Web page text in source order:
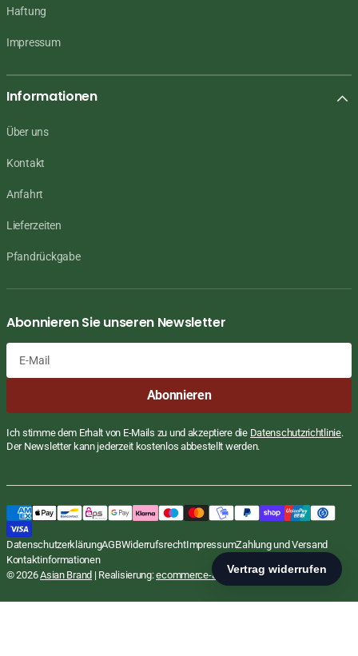
Tom Yum Schweinehack, Wai Wai,
inkl. MwSt., zzgl.Versand
Regulärer
€15,00
STÜCKPREIS
€8,33 /PRO
KG
In den Warenkorb
Haftung
Impressum
Informationen
Über uns
Kontakt
Anfahrt
Lieferzeiten
Pfandrückgabe
Abonnieren Sie unseren Newsletter
Abonnieren
Ich stimme dem Erhalt von E-Mails zu und akzeptiere die Datenschutzrichtlinie.
Der Newsletter kann jederzeit kostenlos abbestellt werden.
DatenschutzerklärungAGBWiderrufsrechtImpressumZahlung und Versand
Kontaktinformationen
© 2026Asian Brand | Realisierung:ecommerce-agentur.net